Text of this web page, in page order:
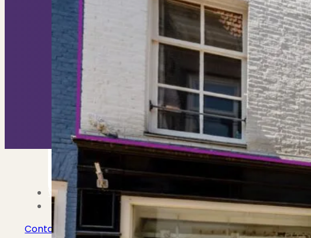
Verbouwen Wil jij jouw huis renoveren? Geen probleem!
Alle diensten Bekijk het overzicht van alle diensten..
Blog
Over PUUR*
Wie zijn wij?
Ons team Leer ons beter kennen..
Werken bij PUUR*Kom jij ons team versterken?
Onze vestigingenDe kracht van 6 vestigingen!
BeoordelingenDit zeggen klanten over ons
Partners Maak gebruik van ons netwerk
Verenigingen PUUR* is aangesloten bij...
Werken bij PUUR*
Contact Bekijk Vestigingen